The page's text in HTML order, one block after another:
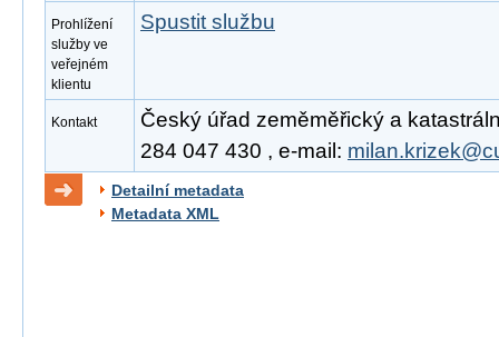
Prohlížení
služby ve
veřejném
klientu
Spustit službu
Kontakt
Český úřad zeměměřický a
284 047 430 , e-mail:
Detailní metadata
Metadata XML